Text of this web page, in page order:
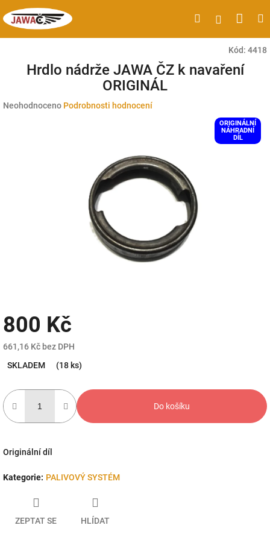
na
obsah
HledatPřihlášení
Kód: 4418
Hrdlo nádrže JAWA ČZ k navaření
ORIGINÁL
Průměrné
Neohodnoceno Podrobnosti hodnocení
ORIGINÁLNÍ
NÁHRADNÍ
DÍL
800 Kč
661,16 Kč bez DPH
cena:
SKLADEM (18 ks)
Do košíku
Originální díl
Kategorie: PALIVOVÝ SYSTÉM
ZEPTAT SE HLÍDAT